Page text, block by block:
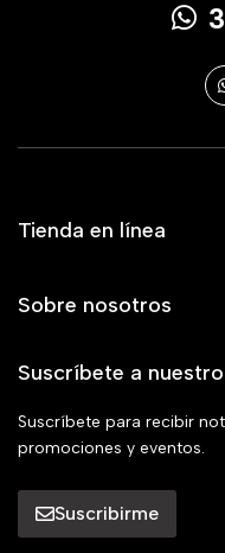
Tienda en línea
Sobre nosotros
Suscríbete a
Suscríbete para recibir
promociones y eventos.
Suscribirme